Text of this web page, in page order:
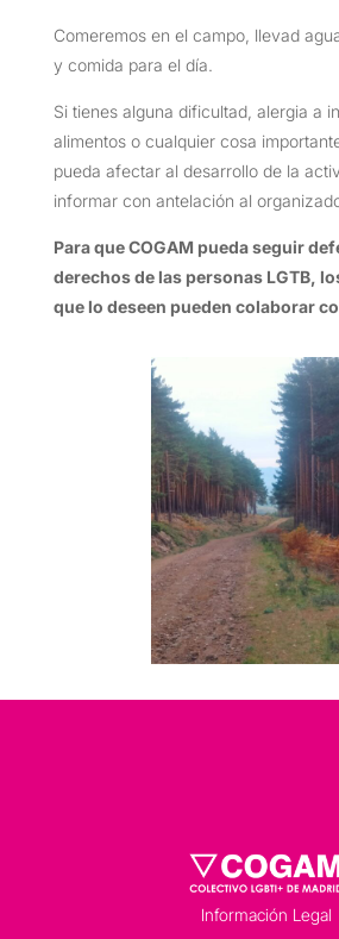
Comeremos en el campo, llevad
y comida para el día.
Si tienes alguna dificultad, alergia a
alimentos o cualquier cosa
pueda afectar al desarrollo de la
informar con antelación al
Para que COGAM pueda seguir
derechos de las personas LGTB,
que lo deseen pueden colaborar
Información Legal